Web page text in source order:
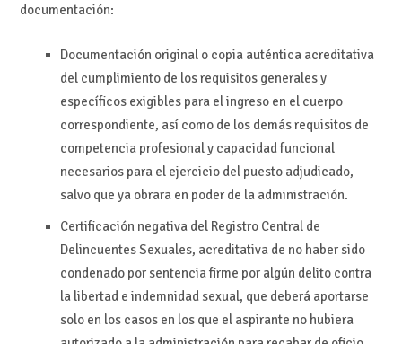
documentación:
Documentación original o copia auténtica acreditativa
del cumplimiento de los requisitos generales y
específicos exigibles para el ingreso en el cuerpo
correspondiente, así como de los demás requisitos de
competencia profesional y capacidad funcional
necesarios para el ejercicio del puesto adjudicado,
salvo que ya obrara en poder de la administración.
Certificación negativa del Registro Central de
Delincuentes Sexuales, acreditativa de no haber sido
condenado por sentencia firme por algún delito contra
la libertad e indemnidad sexual, que deberá aportarse
solo en los casos en los que el aspirante no hubiera